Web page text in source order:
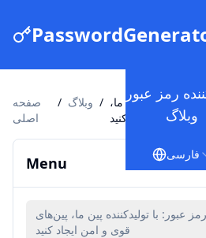
رمز عبور
وبلاگ
فارسی
صفحه
اصلی
/ وبلاگ / با تولیدکننده پین ما،
و امن ایجاد کنید
Menu
رمز عبور: با تولیدکننده پین ما، پین‌های
قوی و امن ایجاد کنید